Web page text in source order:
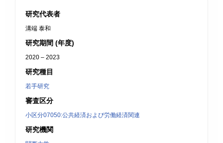
研究代表者
溝端 泰和
研究期間 (年度)
2020 – 2023
研究種目
若手研究
審査区分
小区分07050:公共経済および労働経済関連
研究機関